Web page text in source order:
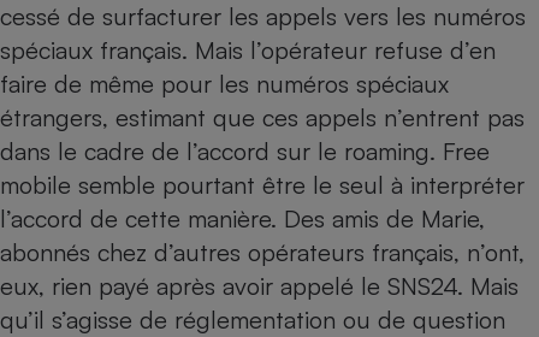
cessé de surfacturer les appels vers les numéros
spéciaux français. Mais l’opérateur refuse d’en
faire de même pour les numéros spéciaux
étrangers, estimant que ces appels n’entrent pas
dans le cadre de l’accord sur le roaming. Free
mobile semble pourtant être le seul à interpréter
l’accord de cette manière. Des amis de Marie,
abonnés chez d’autres opérateurs français, n’ont,
eux, rien payé après avoir appelé le SNS24. Mais
qu’il s’agisse de réglementation ou de question